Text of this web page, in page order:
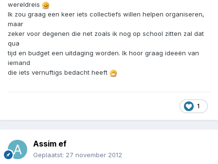
wereldreis
Ik zou graag een keer iets collectiefs willen helpen organiseren,
maar
zeker voor degenen die net zoals ik nog op school zitten zal dat
qua
tijd en budget een uitdaging worden. Ik hoor graag ideeën van
iemand
die iets vernuftigs bedacht heeft
1
Assim ef
Geplaatst: 27 november 2012